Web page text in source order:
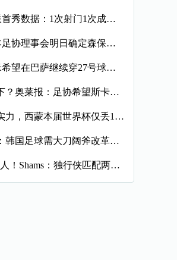
[球迷报道]莱万美职联首秀数据：1次射门1次成功过人预期进球
[有趣体育]日媒：日本足协理事会明日确定森保一续约半年，提案
[德甲]每体：阿德耶米希望在巴萨继续穿27号球衣，但西甲规则
【体育世界】斯帅留下？奥莱报：足协希望斯卡洛尼继续执教，相信
【球迷报道】金手套实力，西蒙本届世界杯仅丢1球，近16场代表
【球迷看点】奇诚庸：韩国足球需大刀阔斧改革，从业者必须清醒过
【有道理嘛?】火速留人！Shams：独行侠匹配两年470万报